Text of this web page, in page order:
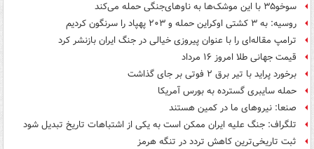
سوخو۳۵ با این موشک‌ها به ناوهای‌جنگی حمله می‌کند
روسیه: به ۳ کشتی اوکراین حمله و ۲۰۳ پهپاد را سرنگون کردیم
ترامپ مقاله‌ای را با عنوان پیروزی خیالی در جنگ ایران بازنشر کرد
قیمت جهانی طلا امروز ۱۶ مرداد
برخورد پراید با تیر برق ۲ فوتی بر جای گذاشت
حمله سایبری گسترده به بورس آمریکا
صنعا: نیروهای ما در کمین‌ هستند
تلگراف: جنگ علیه ایران ممکن است به یکی از اشتباهات تاریخ تبدیل شود
ثبت تاریخی‌ترین کاهش تردد در تنگه هرمز